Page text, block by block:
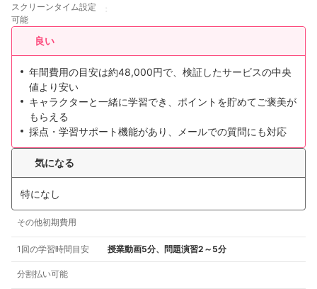
スクリーンタイム設定
可能
良い
年間費用の目安は約48,000円で、検証したサービスの中央
値より安い
キャラクターと一緒に学習でき、ポイントを貯めてご褒美が
もらえる
採点・学習サポート機能があり、メールでの質問にも対応
気になる
特になし
その他初期費用
1回の学習時間目安 授業動画5分、問題演習2～5分
分割払い可能